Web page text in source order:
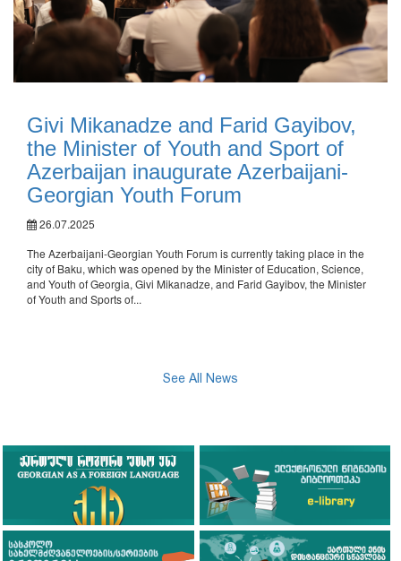
Givi Mikanadze and Farid Gayibov,
the Minister of Youth and Sport of
Azerbaijan inaugurate Azerbaijani-
Georgian Youth Forum
26.07.2025
The Azerbaijani-Georgian Youth Forum is currently taking place in the
city of Baku, which was opened by the Minister of Education, Science,
and Youth of Georgia, Givi Mikanadze, and Farid Gayibov, the Minister
of Youth and Sports of...
See All News